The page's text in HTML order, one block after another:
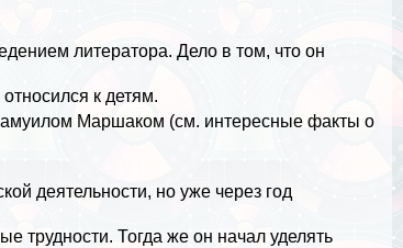
литератора. Дело в том, что он
к детям.
Маршаком (см. интересные факты о
деятельности, но уже через год
трудности. Тогда же он начал уделять